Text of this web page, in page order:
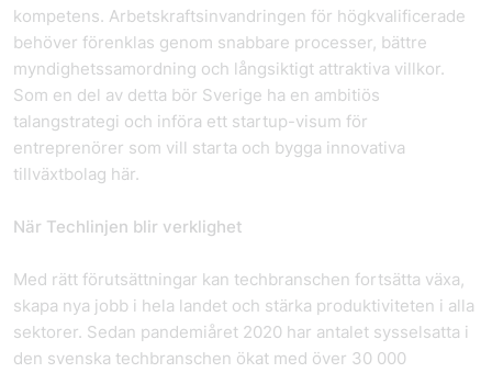
kompetens. Arbetskraftsinvandringen för högkvalificerade
behöver förenklas genom snabbare processer, bättre
myndighetssamordning och långsiktigt attraktiva villkor.
Som en del av detta bör Sverige ha en ambitiös
talangstrategi och införa ett startup-visum för
entreprenörer som vill starta och bygga innovativa
tillväxtbolag här.
När Techlinjen blir verklighet
Med rätt förutsättningar kan techbranschen fortsätta växa,
skapa nya jobb i hela landet och stärka produktiviteten i alla
sektorer. Sedan pandemiåret 2020 har antalet sysselsatta i
den svenska techbranschen ökat med över 30 000